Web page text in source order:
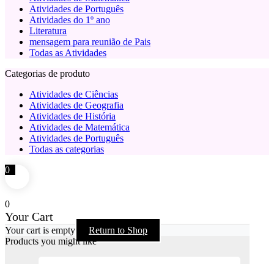
Atividades de Português
Atividades do 1º ano
Literatura
mensagem para reunião de Pais
Todas as Atividades
Categorias de produto
Atividades de Ciências
Atividades de Geografia
Atividades de História
Atividades de Matemática
Atividades de Português
Todas as categorias
0
0
Your Cart
Your cart is empty
Return to Shop
Products you might like